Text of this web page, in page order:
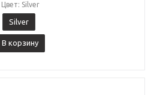
Цвет: Silver
Silver
В корзину